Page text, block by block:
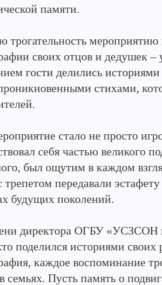
памяти.
трогательность
своих отцов и дедушек
гости делились
стихами,
стало не просто
себя частью великого
был ощутим в каждом
трепетом передавали
будущих поколений.
директора ОГБУ «УСЗСОН
поделился историями
каждое воспоминание
семьях. Пусть память о